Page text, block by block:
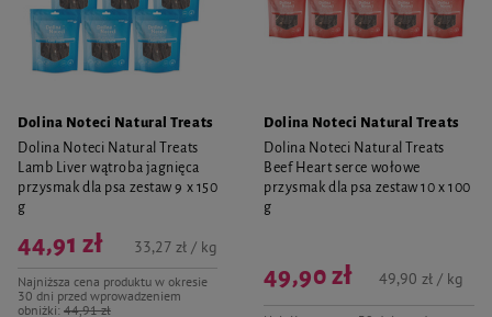
Dolina Noteci Natural Treats
Dolina Noteci Natural Treats
Lamb Liver wątroba jagnięca
przysmak dla psa zestaw 9 x 150
g
44,91 zł
Najniższa cena produktu w okresie
30 dni przed wprowadzeniem
obniżki: 44,91 zł
33,27 zł / kg
Dolina Noteci Natural Treats
Dolina Noteci Natural Treats
Beef Heart serce wołowe
przysmak dla psa zestaw 10 x 100
g
49,90 zł 49,90 zł / kg